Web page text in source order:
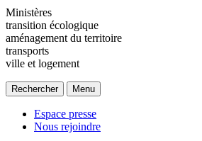
Ministères
transition écologique
aménagement du territoire
transports
ville et logement
Rechercher Menu
Espace presse
Nous rejoindre